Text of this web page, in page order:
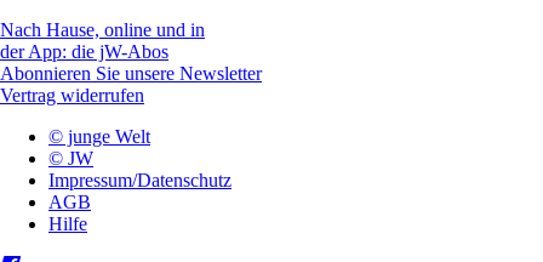
Nach Hause, online und in
der App: die jW-Abos
Abonnieren Sie unsere Newsletter
Vertrag widerrufen
© junge Welt
© JW
Impressum/Datenschutz
AGB
Hilfe